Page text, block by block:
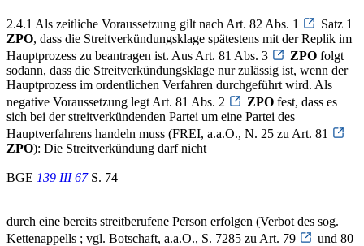
2.4.1 Als zeitliche Voraussetzung gilt nach Art. 82 Abs. 1
Satz 1
ZPO, dass die Streitverkündungsklage spätestens mit der Replik im
Hauptprozess zu beantragen ist. Aus Art. 81 Abs. 3
ZPO folgt
sodann, dass die Streitverkündungsklage nur zulässig ist, wenn der
Hauptprozess im ordentlichen Verfahren durchgeführt wird. Als
negative Voraussetzung legt Art. 81 Abs. 2
ZPO fest, dass es
sich bei der streitverkündenden Partei um eine Partei des
Hauptverfahrens handeln muss (FREI, a.a.O., N. 25 zu Art. 81
ZPO): Die Streitverkündung darf nicht
BGE 139 III 67S. 74
durch eine bereits streitberufene Person erfolgen (Verbot des sog.
Kettenappells ; vgl. Botschaft, a.a.O., S. 7285 zu Art. 79
und 80